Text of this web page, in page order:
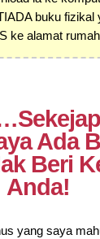
buku fizikal
ke alamat
Ada
Beri
Anda!
yang saya